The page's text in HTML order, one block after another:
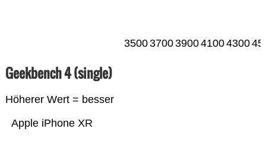
35003700390041004300
Geekbench 4 (single)
Höherer Wert = besser
Apple iPhone XR